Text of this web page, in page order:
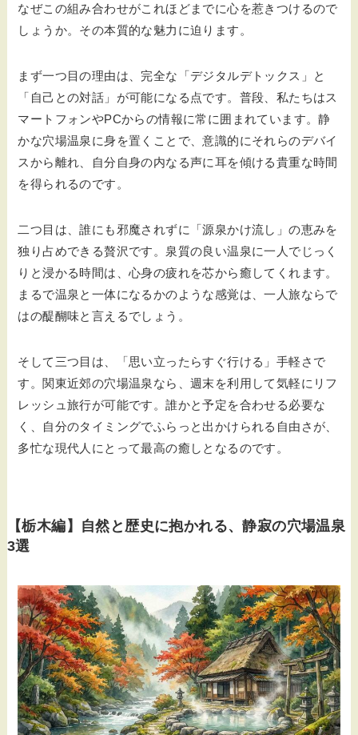
なぜこの組み合わせがこれほどまでに心を惹きつけるので
しょうか。その本質的な魅力に迫ります。
まず一つ目の理由は、完全な「デジタルデトックス」と
「自己との対話」が可能になる点です。普段、私たちはス
マートフォンやPCからの情報に常に囲まれています。静
かな穴場温泉に身を置くことで、意識的にそれらのデバイ
スから離れ、自分自身の内なる声に耳を傾ける貴重な時間
を得られるのです。
二つ目は、誰にも邪魔されずに「源泉かけ流し」の恵みを
独り占めできる贅沢です。泉質の良い温泉に一人でじっく
りと浸かる時間は、心身の疲れを芯から癒してくれます。
まるで温泉と一体になるかのような感覚は、一人旅ならで
はの醍醐味と言えるでしょう。
そして三つ目は、「思い立ったらすぐ行ける」手軽さで
す。関東近郊の穴場温泉なら、週末を利用して気軽にリフ
レッシュ旅行が可能です。誰かと予定を合わせる必要な
く、自分のタイミングでふらっと出かけられる自由さが、
多忙な現代人にとって最高の癒しとなるのです。
【栃木編】自然と歴史に抱かれる、静寂の穴場温泉
3選